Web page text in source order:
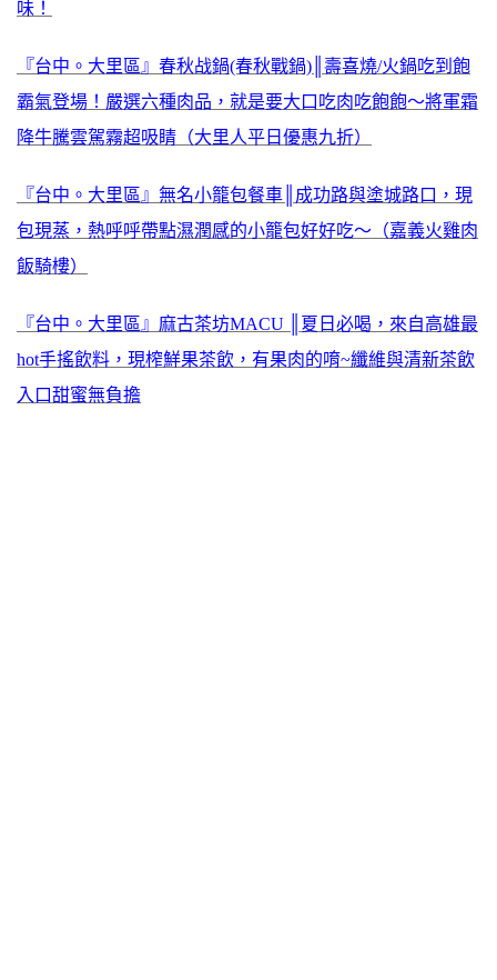
味！
『台中。大里區』春秋战鍋(春秋戰鍋)║壽喜燒/火鍋吃到飽
霸氣登場！嚴選六種肉品，就是要大口吃肉吃飽飽～將軍霜
降牛騰雲駕霧超吸睛（大里人平日優惠九折）
『台中。大里區』無名小籠包餐車║成功路與塗城路口，現
包現蒸，熱呼呼帶點濕潤感的小籠包好好吃～（嘉義火雞肉
飯騎樓）
『台中。大里區』麻古茶坊MACU ║夏日必喝，來自高雄最
hot手搖飲料，現榨鮮果茶飲，有果肉的唷~纖維與清新茶飲
入口甜蜜無負擔